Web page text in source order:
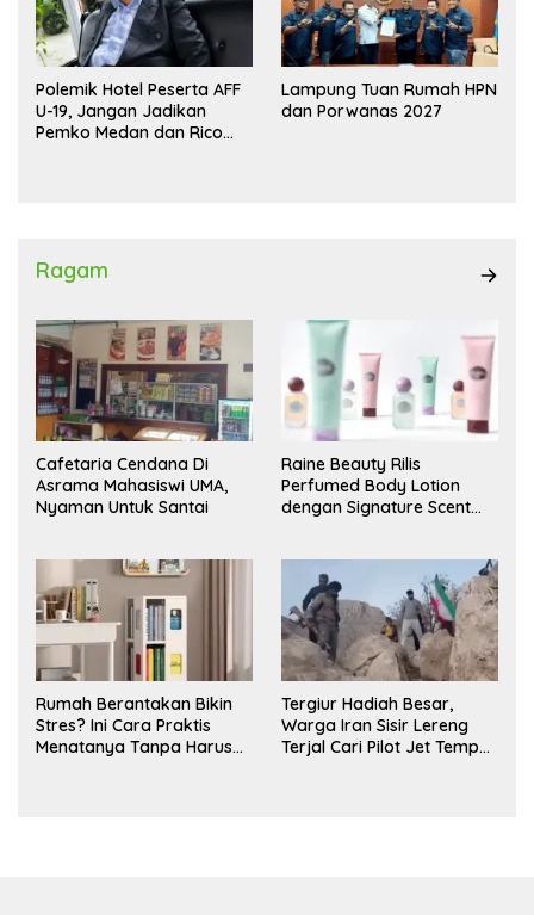
Polemik Hotel Peserta AFF
U-19, Jangan Jadikan
Pemko Medan dan Rico
Lampung Tuan Rumah HPN
dan Porwanas 2027
Ragam
Cafetaria Cendana Di
Asrama Mahasiswi UMA,
Nyaman Untuk Santai
Raine Beauty Rilis
Perfumed Body Lotion
dengan Signature Scent
Rumah Berantakan Bikin
Stres? Ini Cara Praktis
Menatanya Tanpa Harus
Tergiur Hadiah Besar,
Warga Iran Sisir Lereng
Terjal Cari Pilot Jet Tempur